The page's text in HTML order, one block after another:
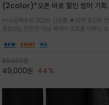
(2color)*오픈 바로 할인 썸머 기획
말 모임룩, 여행룩까지 ~
md강력추천 2026 신상품 ★와펜 포인트 안
정감있는 탄탄한 데님 배색이 조화를 이루는 쇼
클래식한 네이비·아이보리 스트라이프와 산뜻한
88,000원
49,000원 44%